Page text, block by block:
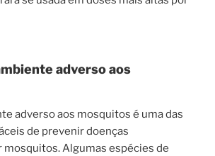
adverso aos
adverso aos mosquitos é uma das
de prevenir doenças
Algumas espécies de